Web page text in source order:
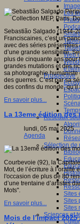
Les
Web
Prospective
Réseaux
Sélection de
Sites
Sites
Sites
Sciences et
Sebastião Salgado (1944-
Franciscaines, c’est un
avec des séries
d’une grande sensibilité,
plus de cinquante ans pour
grandes mutations et des
sa photographie
des guerres. C’est par sa
des confins du monde,
En savoir plus...
La 13eme édition
lundi, 05 mai 2025
Agenda
Courbevoie (92), la
Mot, de l’écriture à
l'occasion de plus de 80
d’une trentaine d’artistes
Mots".
En savoir plus...
Mois de l’impact